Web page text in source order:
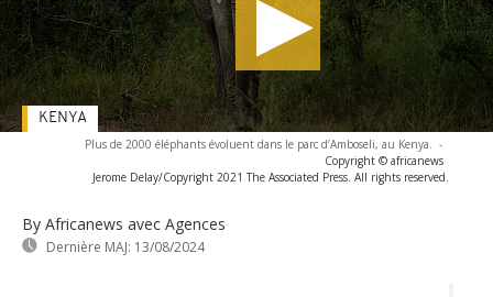
Plus de 2000 éléphants évoluent dans le parc d’Amboseli, au Kenya. -
Copyright © africanews
Jerome Delay/Copyright 2021 The Associated Press. All rights reserved.
By Africanews avec Agences
Dernière MAJ: 13/08/2024
KENYA